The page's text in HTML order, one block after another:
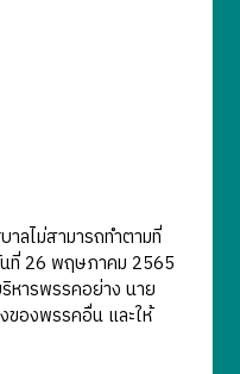
ไม่สามารถทำตามที่
ที่ 26 พฤษภาคม 2565
ารพรรคอย่าง นาย
ของพรรคอื่น และให้